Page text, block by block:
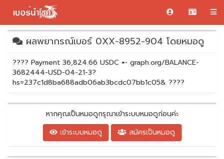
ผลพยากรณ์เบอร์ 0XX-8952-904 โดยหมอดู
???? Payment 36,824.66 USDC ➸ graph.org/BALANCE-
3682444-USD-04-21-3?
hs=237c1d8ba688adb06ab3bcdc07bb1c05& ????
หากคุณเป็นหมอดูกรุณาเข้าระบบหมอดูก่อนค่ะ
เข้าระบบหมอดู
สมัครเป็นหมอดู